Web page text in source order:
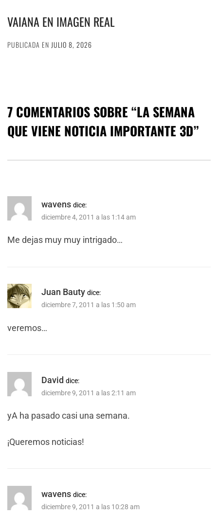
VAIANA EN IMAGEN REAL
PUBLICADA EN JULIO 8, 2026
7 COMENTARIOS SOBRE “LA SEMANA
QUE VIENE NOTICIA IMPORTANTE 3D”
wavens dice:
diciembre 4, 2011 a las 1:14 am
Me dejas muy muy intrigado…
Juan Bauty dice:
diciembre 7, 2011 a las 1:50 am
veremos…
David dice:
diciembre 9, 2011 a las 2:11 am
yA ha pasado casi una semana.
¡Queremos noticias!
wavens dice:
diciembre 9, 2011 a las 10:28 am